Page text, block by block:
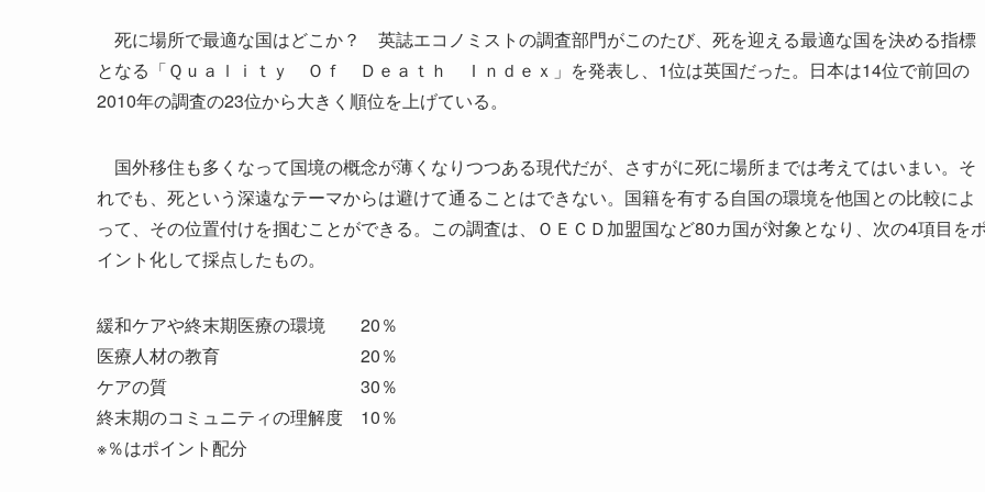
死に場所で最適な国はどこか？ 英誌エコノミストの調査部門がこのたび、死を迎える最適な国を決める指標
となる「Ｑｕａｌｉｔｙ Ｏｆ Ｄｅａｔｈ Ｉｎｄｅｘ」を発表し、1位は英国だった。日本は14位で前回の
2010年の調査の23位から大きく順位を上げている。
国外移住も多くなって国境の概念が薄くなりつつある現代だが、さすがに死に場所までは考えてはいまい。そ
れでも、死という深遠なテーマからは避けて通ることはできない。国籍を有する自国の環境を他国との比較によ
って、その位置付けを掴むことができる。この調査は、ＯＥＣＤ加盟国など80カ国が対象となり、次の4項目を
イント化して採点したもの。
緩和ケアや終末期医療の環境 20％
医療人材の教育 20％
ケアの質 30％
終末期のコミュニティの理解度 10％
※％はポイント配分